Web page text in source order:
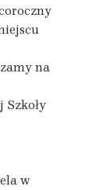
na
Szkoły
w